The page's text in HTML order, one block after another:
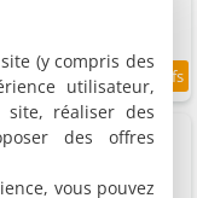
à 16 m²
(y compris des
utilisateur,
réaliser des
des offres
vous pouvez